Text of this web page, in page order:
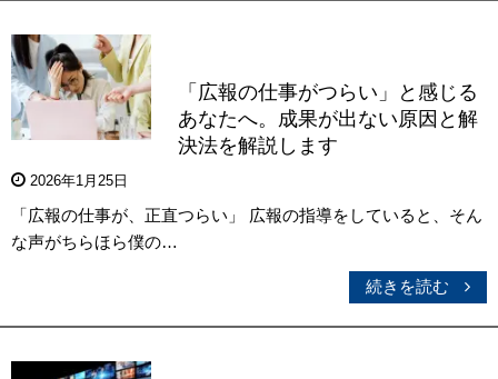
「広報の仕事がつらい」と感じる
あなたへ。成果が出ない原因と解
決法を解説します
2026年1月25日
「広報の仕事が、正直つらい」 広報の指導をしていると、そん
な声がちらほら僕の…
続きを読む